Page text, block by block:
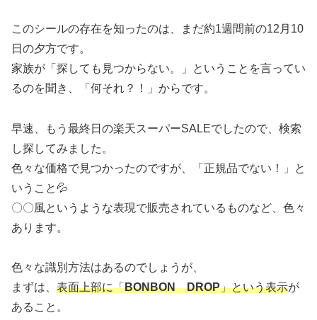
このシールの存在を知ったのは、まだ約1週間前の12月10
日の夕方です。
家族が「探しても見つからない。」ということを言ってい
るのを聞き、「何それ？！」からです。
早速、もう最終日の楽天スーパーSALEでしたので、検索
し探してみました。
色々な価格で見つかったのですが、「正規品でない！」と
いうこと💦
〇〇風というような表現で販売されているものなど、色々
あります。
色々な識別方法はあるのでしょうが、
まずは、 表面上部に「BONBON DROP」という表示が
あること。